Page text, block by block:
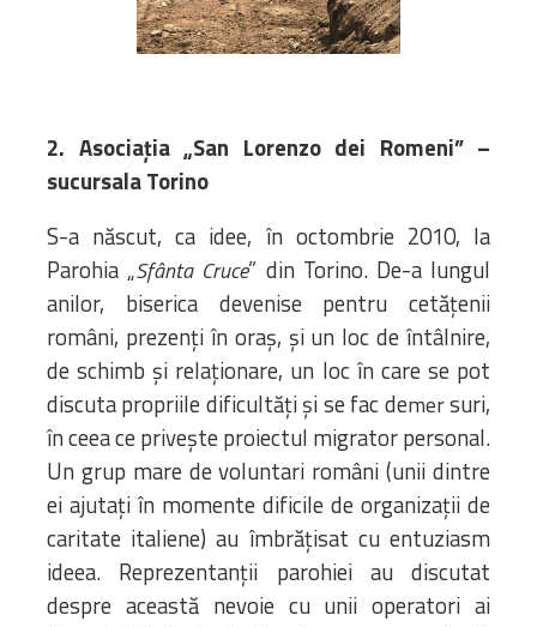
2. Asociația „San Lorenzo dei Romeni” –
sucursala Torino
S-a născut, ca idee, în octombrie 2010, la
Parohia „Sfânta Cruce” din Torino. De-a lungul
anilor, biserica devenise pentru cetățenii
români, prezenți în oraș, și un loc de întâlnire,
de schimb și relaționare, un loc în care se pot
discuta propriile dificultăți și se fac demersuri,
în ceea ce privește proiectul migrator personal.
Un grup mare de voluntari români (unii dintre
ei ajutați în momente dificile de organizații de
caritate italiene) au îmbrățisat cu entuziasm
ideea. Reprezentanții parohiei au discutat
despre această nevoie cu unii operatori ai